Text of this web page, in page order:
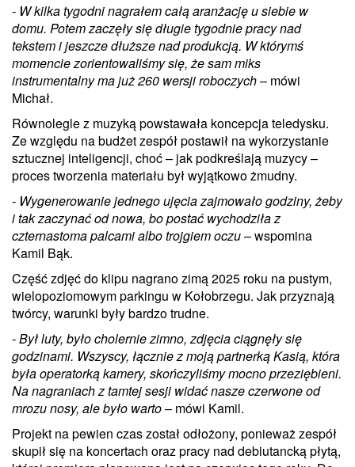
- W kilka tygodni nagrałem całą aranżację u siebie w
domu. Potem zaczęły się długie tygodnie pracy nad
tekstem i jeszcze dłuższe nad produkcją. W którymś
momencie zorientowaliśmy się, że sam miks
instrumentalny ma już 260 wersji roboczych– mówi
Michał.
Równolegle z muzyką powstawała koncepcja teledysku.
Ze względu na budżet zespół postawił na wykorzystanie
sztucznej inteligencji, choć – jak podkreślają muzycy –
proces tworzenia materiału był wyjątkowo żmudny.
- Wygenerowanie jednego ujęcia zajmowało godziny, żeby
i tak zaczynać od nowa, bo postać wychodziła z
czternastoma palcami albo trojgiem oczu– wspomina
Kamil Bąk.
Część zdjęć do klipu nagrano zimą 2025 roku na pustym,
wielopoziomowym parkingu w Kołobrzegu. Jak przyznają
twórcy, warunki były bardzo trudne.
- Był luty, było cholernie zimno, zdjęcia ciągnęły się
godzinami. Wszyscy, łącznie z moją partnerką Kasią, która
była operatorką kamery, skończyliśmy mocno przeziębieni.
Na nagraniach z tamtej sesji widać nasze czerwone od
mrozu nosy, ale było warto– mówi Kamil.
Projekt na pewien czas został odłożony, ponieważ zespół
skupił się na koncertach oraz pracy nad debiutancką płytą,